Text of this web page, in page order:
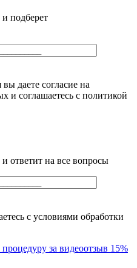
подберет
даете согласие на
и соглашаетесь с политикой
ответит на все вопросы
с условиями обработки
за видеоотзыв 15%